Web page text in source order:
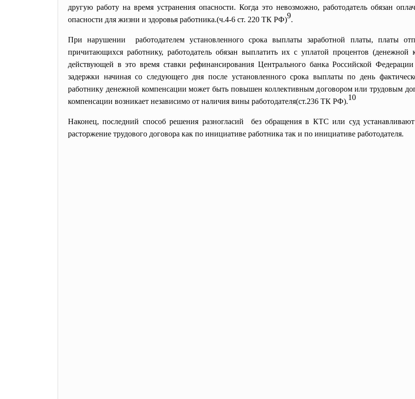
другую работу на время устранения опасности. Когда это невозможно, работодатель обязан
опасности для жизни и здоровья работника.(ч.4-6 ст. 220 ТК РФ)9.
При нарушении работодателем установленного срока выплаты заработной платы, платы
причитающихся работнику, работодатель обязан выплатить их с уплатой процентов
действующей в это время ставки рефинансирования Центрального банка Российской
задержки начиная со следующего дня после установленного срока выплаты по день
работнику денежной компенсации может быть повышен коллективным договором или трудовым
компенсации возникает независимо от наличия вины работодателя(ст.236 ТК РФ).10
Наконец, последний способ решения разногласий без обращения в КТС или суд
расторжение трудового договора как по инициативе работника так и по инициативе работодателя.